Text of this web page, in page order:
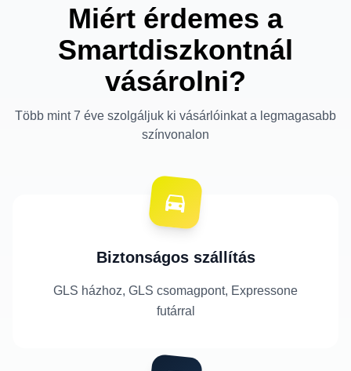
Miért érdemes a
Smartdiszkontnál
vásárolni?
Több mint 7 éve szolgáljuk ki vásárlóinkat a legmagasabb
színvonalon
Biztonságos szállítás
GLS házhoz, GLS csomagpont, Expressone
futárral